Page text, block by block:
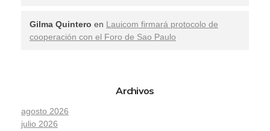
Gilma Quintero en Lauicom firmará protocolo de
cooperación con el Foro de Sao Paulo
Archivos
agosto 2026
julio 2026